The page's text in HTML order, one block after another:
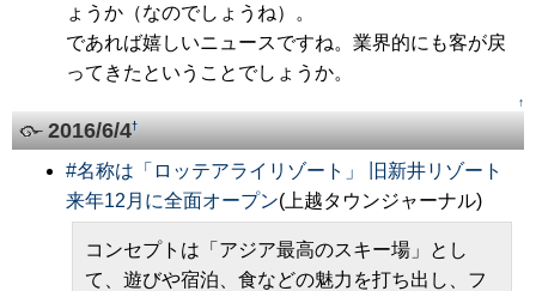
ょうか（なのでしょうね）。
であれば嬉しいニュースですね。業界的にも客が戻
ってきたということでしょうか。
↑
2016/6/4†
#名称は「ロッテアライリゾート」 旧新井リゾート
来年12月に全面オープン(上越タウンジャーナル)
コンセプトは「アジア最高のスキー場」とし
て、遊びや宿泊、食などの魅力を打ち出し、フ